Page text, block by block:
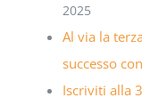
2025
Al via la
successo
Iscriviti alla